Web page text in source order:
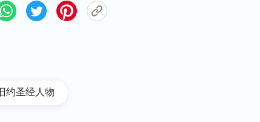
旧约圣经人物